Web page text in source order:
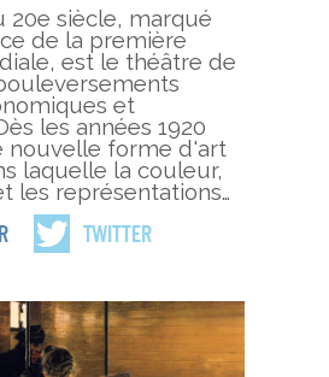
20e siècle, marqué
de la première
est le théâtre de
et
les années 1920
nouvelle forme d'art
laquelle la couleur,
les représentations…
Twitter